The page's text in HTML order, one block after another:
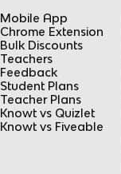
Mobile App
Chrome Extension
Bulk Discounts
Teachers
Feedback
Student Plans
Teacher Plans
Knowt vs Quizlet
Knowt vs Fiveable